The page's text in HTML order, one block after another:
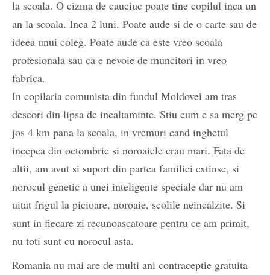
la scoala. O cizma de cauciuc poate tine copilul inca un
an la scoala. Inca 2 luni. Poate aude si de o carte sau de
ideea unui coleg. Poate aude ca este vreo scoala
profesionala sau ca e nevoie de muncitori in vreo
fabrica.
In copilaria comunista din fundul Moldovei am tras
deseori din lipsa de incaltaminte. Stiu cum e sa merg pe
jos 4 km pana la scoala, in vremuri cand inghetul
incepea din octombrie si noroaiele erau mari. Fata de
altii, am avut si suport din partea familiei extinse, si
norocul genetic a unei inteligente speciale dar nu am
uitat frigul la picioare, noroaie, scolile neincalzite. Si
sunt in fiecare zi recunoascatoare pentru ce am primit,
nu toti sunt cu norocul asta.
Romania nu mai are de multi ani contraceptie gratuita